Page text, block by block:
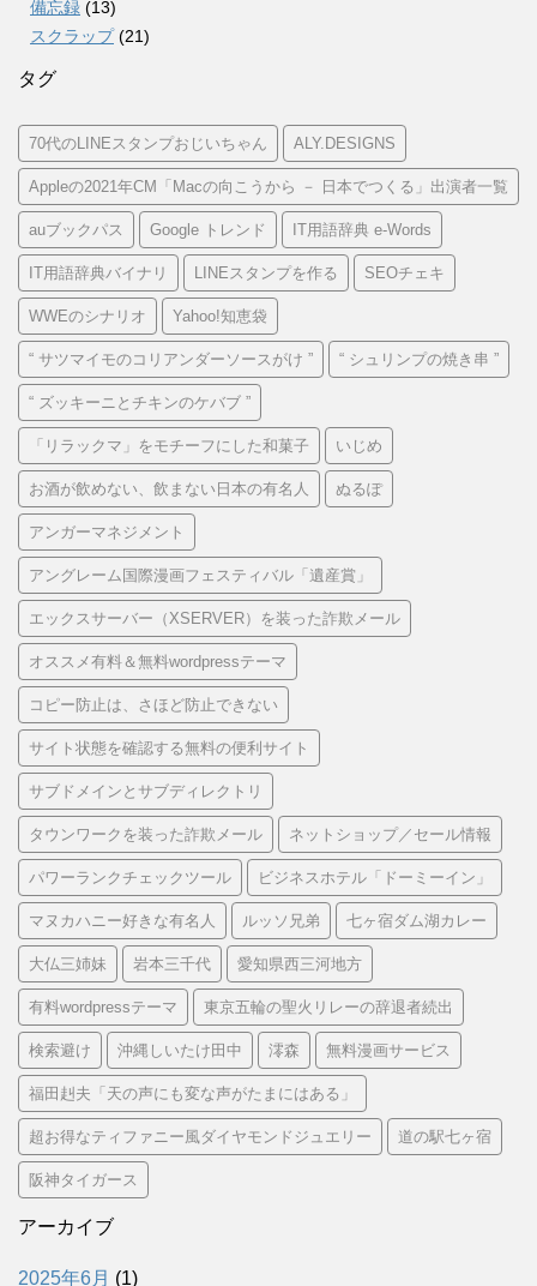
備忘録 (13)
スクラップ(21)
タグ
70代のLINEスタンプおじいちゃん ALY.DESIGNS
Appleの2021年CM「Macの向こうから － 日本でつくる」出演者一覧
auブックパス Google トレンド IT用語辞典 e-Words
IT用語辞典バイナリ LINEスタンプを作る SEOチェキ
WWEのシナリオ Yahoo!知恵袋
“ サツマイモのコリアンダーソースがけ ” “ シュリンプの焼き串 ”
“ ズッキーニとチキンのケバブ ”
「リラックマ」をモチーフにした和菓子 いじめ
お酒が飲めない、飲まない日本の有名人 ぬるぽ
アンガーマネジメント
アングレーム国際漫画フェスティバル「遺産賞」
エックスサーバー（XSERVER）を装った詐欺メール
オススメ有料＆無料wordpressテーマ
コピー防止は、さほど防止できない
サイト状態を確認する無料の便利サイト
サブドメインとサブディレクトリ
タウンワークを装った詐欺メール ネットショップ／セール情報
パワーランクチェックツール ビジネスホテル「ドーミーイン」
マヌカハニー好きな有名人 ルッソ兄弟 七ヶ宿ダム湖カレー
大仏三姉妹 岩本三千代 愛知県西三河地方
有料wordpressテーマ 東京五輪の聖火リレーの辞退者続出
検索避け 沖縄しいたけ田中 澪森 無料漫画サービス
福田赳夫「天の声にも変な声がたまにはある」
超お得なティファニー風ダイヤモンドジュエリー 道の駅七ヶ宿
阪神タイガース
アーカイブ
2025年6月 (1)